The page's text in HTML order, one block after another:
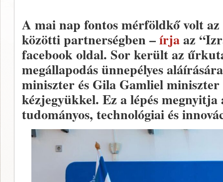
A mai nap fontos mérföldkő volt
közötti partnerségben –írjaaz
facebook oldal. Sor került az
megállapodás ünnepélyes
miniszter és Gila Gamliel miniszter
kézjegyükkel. Ez a lépés megnyitja
tudományos, technológiai és